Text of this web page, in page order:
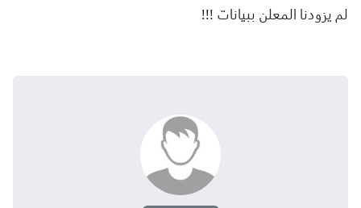
لم يزودنا المعلن ببيانات !!!